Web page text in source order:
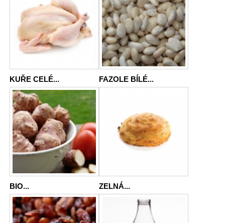
KUŘE CELÉ... FAZOLE BÍLÉ...
BIO... ZELNÁ...